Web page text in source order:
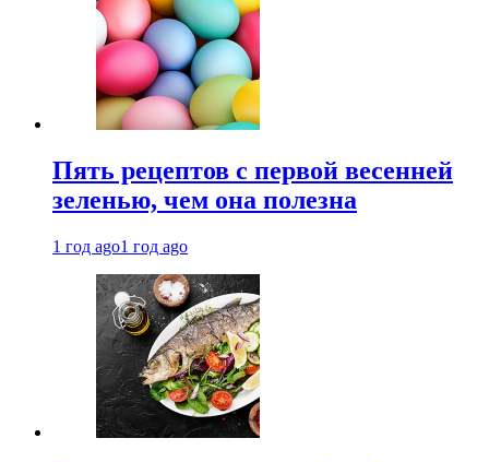
Пять рецептов с первой весенней
зеленью, чем она полезна
1 год ago1 год ago